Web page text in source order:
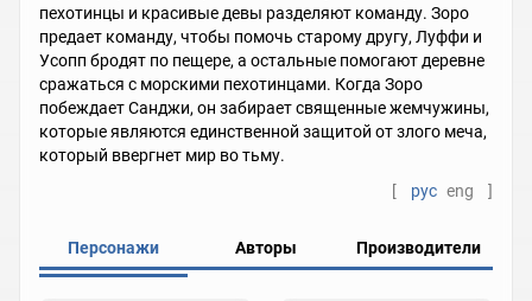
пехотинцы и красивые девы разделяют команду. Зоро
предает команду, чтобы помочь старому другу, Луффи и
Усопп бродят по пещере, а остальные помогают деревне
сражаться с морскими пехотинцами. Когда Зоро
побеждает Санджи, он забирает священные жемчужины,
которые являются единственной защитой от злого меча,
который ввергнет мир во тьму.
[
рус eng ]
Персонажи Авторы Производители